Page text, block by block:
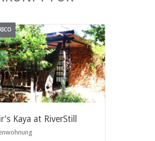
Kaya at RiverStill